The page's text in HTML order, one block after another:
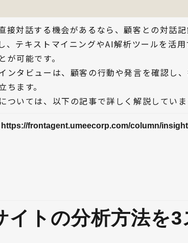
接対話する機会があるなら、顧客との対話
、テキストマイニングやAI解析ツールを活
が可能です。
ンタビューは、顧客の行動や発言を確認し
ます。
ついては、以下の記事で詳しく解説していま
https://frontagent.umeecorp.com/column/
イトの分析方法を